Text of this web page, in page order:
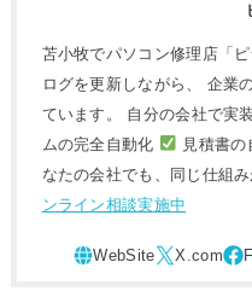
苫小牧でパソコン修理店「
ログを更新しながら、 企業
ています。 自分の会社で実
ムの完全自動化
見積書の
なたの会社でも、同じ仕組
ンライン相談実施中